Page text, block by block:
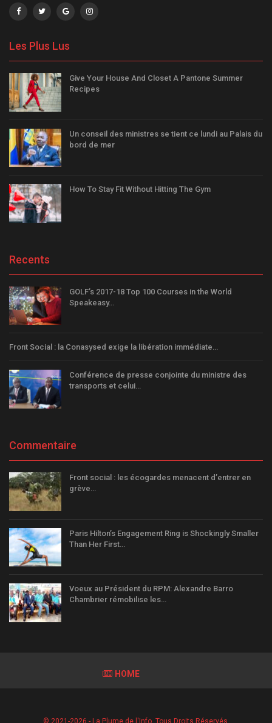
Les Plus Lus
Give Your House And Closet A Pantone Summer
Recipes
Un conseil des ministres se tient ce lundi au Palais du
bord de mer
How To Stay Fit Without Hitting The Gym
Recents
GOLF’s 2017-18 Top 100 Courses in the World
Speakeasy…
Front Social : la Conasysed exige la libération immédiate…
Conférence de presse conjointe du ministre des
transports et celui…
Commentaire
Front social : les écogardes menacent d’entrer en
grève…
Paris Hilton’s Engagement Ring is Shockingly Smaller
Than Her First…
Voeux au Président du RPM: Alexandre Barro
Chambrier rémobilise les…
HOME
© 2021-2026 - La Plume de l'Info. Tous Droits Réservés.